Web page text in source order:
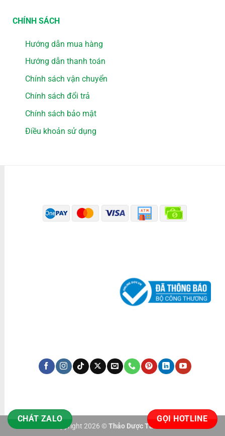
CHÍNH SÁCH
Hướng dẫn mua hàng
Hướng dẫn thanh toán
Chính sách vận chuyển
Chính sách đổi trả
Chính sách bảo mật
Điều khoản sử dụng
CHÁT ZALO GỌI HOTLINE
Copyright 2026 © Thảo Dược Tấn Phát